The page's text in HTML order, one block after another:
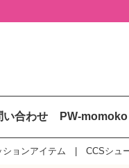
い合わせ PW-momoko
ションアイテム CCSシュ